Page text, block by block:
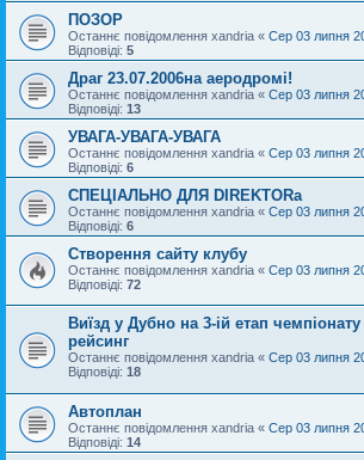
ПОЗОР
Останнє повідомлення xandria « Сер 03 липня
Відповіді: 5
Драг 23.07.2006на аеродромі!
Останнє повідомлення xandria « Сер 03 липня
Відповіді: 13
УВАГА-УВАГА-УВАГА
Останнє повідомлення xandria « Сер 03 липня
Відповіді: 6
СПЕЦІАЛЬНО ДЛЯ DIREKTORa
Останнє повідомлення xandria « Сер 03 липня
Відповіді: 6
Створення сайту клубу
Останнє повідомлення xandria « Сер 03 липня
Відповіді: 72
Виїзд у Дубно на 3-ій етап
рейсинг
Останнє повідомлення xandria « Сер 03 липня
Відповіді: 18
Автоплан
Останнє повідомлення xandria « Сер 03 липня
Відповіді: 14